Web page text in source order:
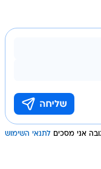
אני מסכים לתנאי השימוש